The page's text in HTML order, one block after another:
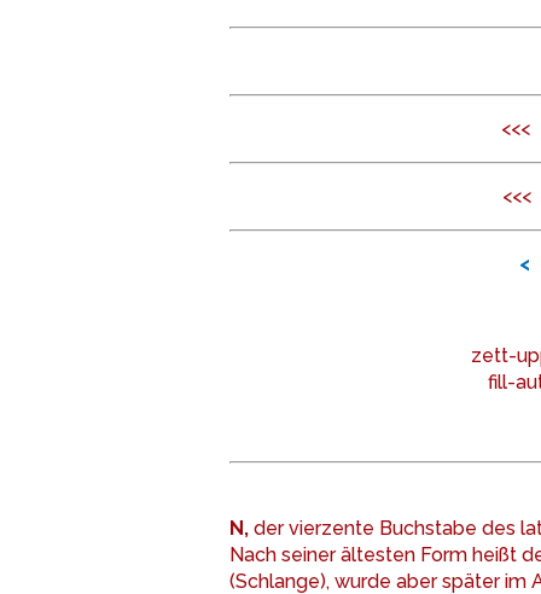
<
zett-
fill-
N, der vierzente Buchstabe des
Nach seiner ältesten Form heißt
(Schlange), wurde aber später im